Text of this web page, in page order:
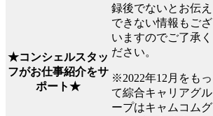
★コンシェルスタッ
フがお仕事紹介をサ
ポート★
録後でないとお伝え
できない情報もござ
いますのでご了承く
ださい。
※2022年12月をもっ
て綜合キャリアグル
ープはキャムコムグ